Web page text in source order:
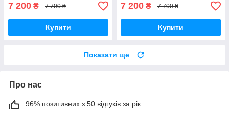
7 200 ₴ 7 700 ₴
Купити
7 200 ₴ 7 700 ₴
Купити
Показати ще
Про нас
96% позитивних з 50 відгуків за рік